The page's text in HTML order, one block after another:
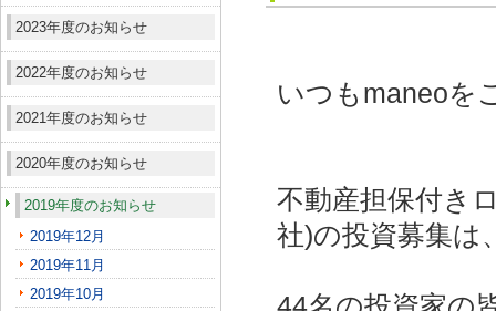
2023年度のお知らせ
2022年度のお知らせ
2021年度のお知らせ
2020年度のお知らせ
2019年度のお知らせ
2019年12月
2019年11月
2019年10月
いつもmaneoを
不動産担保付き
社)の投資募集は